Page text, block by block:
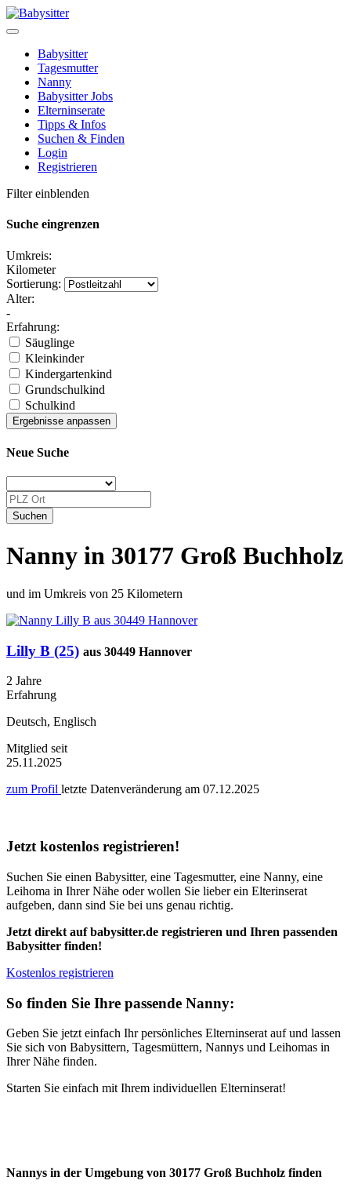
Babysitter
Tagesmutter
Nanny
Babysitter Jobs
Elterninserate
Tipps & Infos
Suchen & Finden
Login
Registrieren
Filter einblenden
Suche eingrenzen
Umkreis:
Kilometer
Sortierung:
Alter:
-
Erfahrung:
Säuglinge
Kleinkinder
Kindergartenkind
Grundschulkind
Schulkind
Neue Suche
Nanny in 30177 Groß Buchholz
und im Umkreis von 25 Kilometern
Lilly B (25) aus 30449 Hannover
2 Jahre
Erfahrung
Deutsch, Englisch
Mitglied seit
25.11.2025
zum Profil letzte Datenveränderung am 07.12.2025
Jetzt kostenlos registrieren!
Suchen Sie einen Babysitter, eine Tagesmutter, eine Nanny, eine
Leihoma in Ihrer Nähe oder wollen Sie lieber ein Elterinserat
aufgeben, dann sind Sie bei uns genau richtig.
Jetzt direkt auf babysitter.de registrieren und Ihren passenden
Babysitter finden!
Kostenlos registrieren
So finden Sie Ihre passende Nanny:
Geben Sie jetzt einfach Ihr persönliches Elterninserat auf und lassen
Sie sich von Babysittern, Tagesmüttern, Nannys und Leihomas in
Ihrer Nähe finden.
Starten Sie einfach mit Ihrem individuellen Elterninserat!
Nannys in der Umgebung von 30177 Groß Buchholz finden